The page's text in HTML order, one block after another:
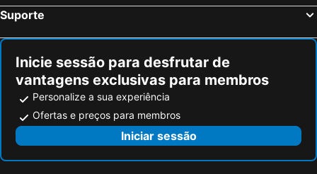
Suporte
Inicie sessão para desfrutar de
vantagens exclusivas para membros
Personalize a sua experiência
Ofertas e preços para membros
Iniciar sessão